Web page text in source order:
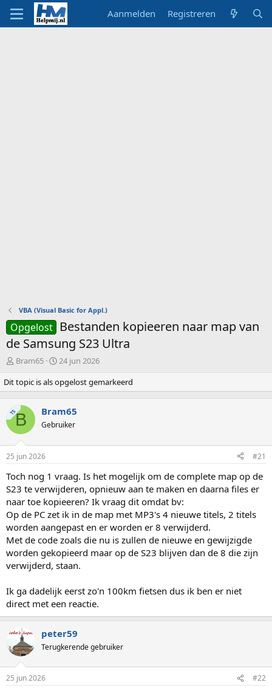
Aanmelden Registreren
VBA (Visual Basic for Appl.)
Opgelost
Bestanden kopieeren naar map van
de Samsung S23 Ultra
O
d
e
r
w
e
r
p
s
a
r
t
e
r
Bram65
S
a
r
d
a
u
24 jun 2026
Dit topic is als opgelost gemarkeerd
TSB Bram65
Gebruiker
25 jun 2026 #21
Toch nog 1 vraag. Is het mogelijk om de complete map op de
S23 te verwijderen, opnieuw aan te maken en daarna files er
naar toe kopieeren? Ik vraag dit omdat bv:
Op de PC zet ik in de map met MP3's 4 nieuwe titels, 2 titels
worden aangepast en er worden er 8 verwijderd.
Met de code zoals die nu is zullen de nieuwe en gewijzigde
worden gekopieerd maar op de S23 blijven dan de 8 die zijn
verwijderd, staan.
Ik ga dadelijk eerst zo'n 100km fietsen dus ik ben er niet
direct met een reactie.
peter59
Terugkerende gebruiker
25 jun 2026 #22